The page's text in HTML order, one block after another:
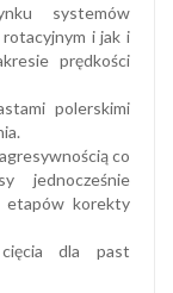
systemów
rotacyjnym i jak i
prędkości
polerskimi
co
jednocześnie
etapów korekty
dla past